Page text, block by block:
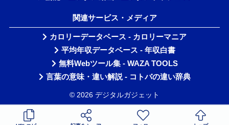
関連サービス・メディア
カロリーデータベース - カロリーマニア
平均年収データベース - 年収白書
無料Webツール集 - WAZA TOOLS
言葉の意味・違い解説 - コトバの違い辞典
© 2026 デジタルガジェット